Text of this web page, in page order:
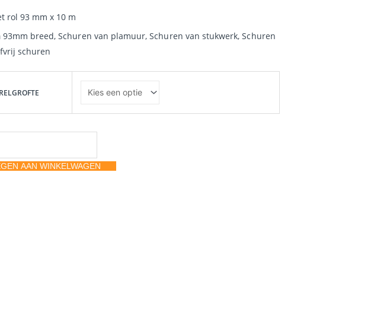
tot
rol 93 mm x 10 m
93mm breed,Schuren van plamuur,Schuren van stukwerk,Schuren
schuren
AAN WINKELWAGEN